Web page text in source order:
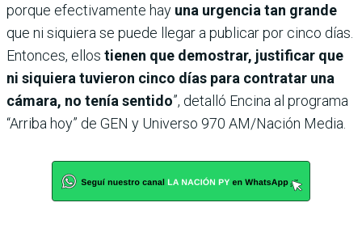
porque efectivamente hay una urgencia tan grande
que ni siquiera se puede llegar a publicar por cinco días.
Entonces, ellos tienen que demostrar, justificar que
ni siquiera tuvieron cinco días para contratar una
cámara, no tenía sentido”, detalló Encina al programa
“Arriba hoy” de GEN y Universo 970 AM/Nación Media.